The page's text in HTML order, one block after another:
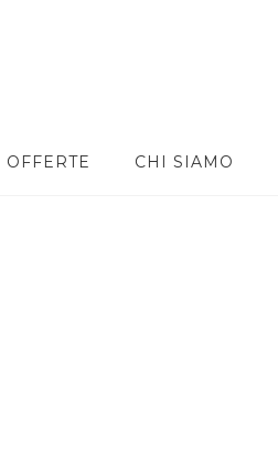
OFFERTE CHI SIAMO